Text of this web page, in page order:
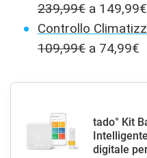
239,99€ a 149,99€
Controllo
109,99€ a 74,99€
tado° Kit
digitale